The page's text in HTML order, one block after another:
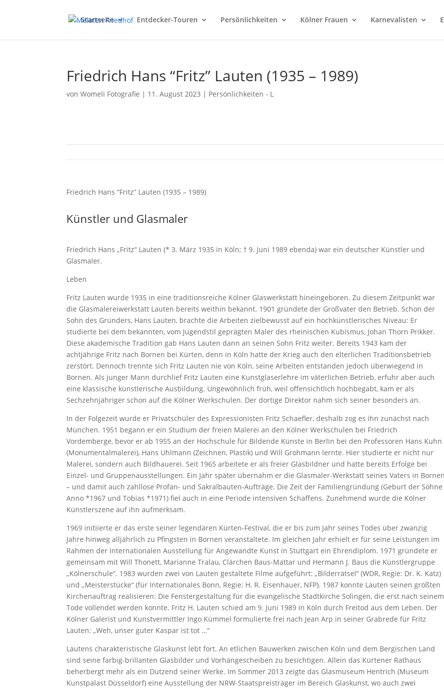
Startseite Entdecker-Touren Persönlichkeiten Kölner Frauen Karnevalisten
Friedrich Hans “Fritz” Lauten (1935 – 1989)
vonWomeli Fotografie | 11. August 2023 | Persönlichkeiten - L
Friedrich Hans “Fritz” Lauten (1935 – 1989)
Künstler und Glasmaler
Friedrich Hans „Fritz“ Lauten (* 3. März 1935 in Köln; † 9. Juni 1989 ebenda) war ein deutscher Künstler und
Glasmaler.
Leben
Fritz Lauten wurde 1935 in eine traditionsreiche Kölner Glaswerkstatt hineingeboren. Zu diesem Zeitpunkt war
die Glasmalereiwerkstatt Lauten bereits weithin bekannt. 1901 gründete der Großvater den Betrieb. Schon der
Sohn des Gründers, Hans Lauten, brachte die Arbeiten zielbewusst auf ein hochkünstlerisches Niveau: Er
studierte bei dem bekannten, vom Jugendstil geprägten Maler des rheinischen Kubismus, Johan Thorn Prikker.
Diese akademische Tradition gab Hans Lauten dann an seinen Sohn Fritz weiter. Bereits 1943 kam der
achtjährige Fritz nach Bornen bei Kürten, denn in Köln hatte der Krieg auch den elterlichen Traditionsbetrieb
zerstört. Dennoch trennte sich Fritz Lauten nie von Köln, seine Arbeiten entstanden jedoch überwiegend in
Bornen. Als junger Mann durchlief Fritz Lauten eine Kunstglaserlehre im väterlichen Betrieb, erfuhr aber auch
eine klassische künstlerische Ausbildung. Ungewöhnlich früh, weil offensichtlich hochbegabt, kam er als
Sechzehnjähriger schon auf die Kölner Werkschulen. Der dortige Direktor nahm sich seiner besonders an.
In der Folgezeit wurde er Privatschüler des Expressionisten Fritz Schaefler, deshalb zog es ihn zunächst nach
München. 1951 begann er ein Studium der freien Malerei an den Kölner Werkschulen bei Friedrich
Vordemberge, bevor er ab 1955 an der Hochschule für Bildende Künste in Berlin bei den Professoren Hans Kuhn
(Monumentalmalerei), Hans Uhlmann (Zeichnen, Plastik) und Will Grohmann lernte. Hier studierte er nicht nur
Malerei, sondern auch Bildhauerei. Seit 1965 arbeitete er als freier Glasbildner und hatte bereits Erfolge bei
Einzel- und Gruppenausstellungen. Ein Jahr später übernahm er die Glasmaler-Werkstatt seines Vaters in
– und damit auch zahllose Profan- und Sakralbauten-Aufträge. Die Zeit der Familiengründung (Geburt der Söhne
Anno *1967 und Tobias *1971) fiel auch in eine Periode intensiven Schaffens. Zunehmend wurde die Kölner
Künstlerszene auf ihn aufmerksam.
1969 initiierte er das erste seiner legendären Kürten-Festival, die er bis zum Jahr seines Todes über zwanzig
Jahre hinweg alljährlich zu Pfingsten in Bornen veranstaltete. Im gleichen Jahr erhielt er für seine Leistungen im
Rahmen der Internationalen Ausstellung für Angewandte Kunst in Stuttgart ein Ehrendiplom. 1971 gründete er
gemeinsam mit Will Thonett, Marianne Tralau, Clärchen Baus-Mattar und Hermann J. Baus die Künstlergruppe
„Kölnerschule“. 1983 wurden zwei von Lauten gestaltete Filme aufgeführt: „Bilderrätsel“ (WDR, Regie: Dr. K. Katz)
und „Meisterstücke“ (für Internationales Bonn, Regie: H. R. Eisenhauer, NFP). 1987 konnte Lauten seinen größten
Kirchenauftrag realisieren: Die Fenstergestaltung für die evangelische Stadtkirche Solingen, die erst nach seinem
Tode vollendet werden konnte. Fritz H. Lauten schied am 9. Juni 1989 in Köln durch Freitod aus dem Leben. Der
Kölner Galerist und Kunstvermittler Ingo Kümmel formulierte frei nach Jean Arp in seiner Grabrede für Fritz
Lauten: „Weh, unser guter Kaspar ist tot …“
Lautens charakteristische Glaskunst lebt fort. An etlichen Bauwerken zwischen Köln und dem Bergischen Land
sind seine farbig-brillanten Glasbilder und Vorhängescheiben zu besichtigen. Allein das Kürtener Rathaus
beherbergt mehr als ein Dutzend seiner Werke. Im Sommer 2013 zeigte das Glasmuseum Hentrich (Museum
Kunstpalast Düsseldorf) eine Ausstellung der NRW-Staatspreisträger im Bereich Glaskunst, wo auch zwei